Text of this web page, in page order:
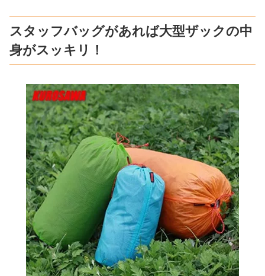
スタッフバッグがあれば大型ザックの中
身がスッキリ！